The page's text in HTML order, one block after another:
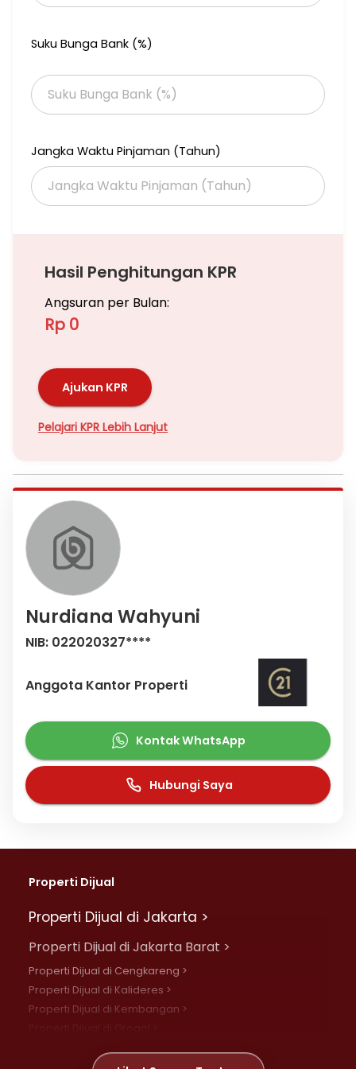
Suku Bunga Bank (%)
Jangka Waktu Pinjaman (Tahun)
Hasil Penghitungan KPR
Angsuran per Bulan:
Rp 0
Ajukan KPR
Pelajari KPR Lebih Lanjut
Nurdiana Wahyuni
NIB: 022020327****
Anggota Kantor Properti
Kontak WhatsApp
Hubungi Saya
Properti Dijual
Properti Dijual di Jakarta >
Properti Dijual di Jakarta Barat >
Properti Dijual di Cengkareng >
Properti Dijual di Kalideres >
Properti Dijual di Kembangan >